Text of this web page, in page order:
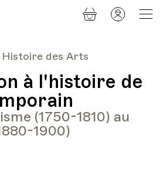
Histoire des Arts
à l'histoire de
(1750-1810) au
1900)
Panier
Mon